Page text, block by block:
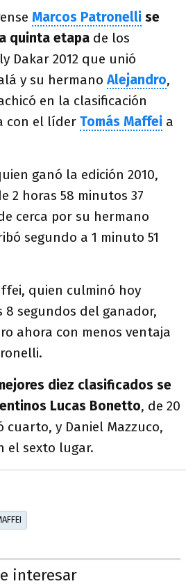
Marcos Patronelli se
quinta etapa de los
Dakar 2012 que unió
y su hermanoAlejandro,
en la clasificación
con el líder Tomás Maffei a
ganó la edición 2010,
2 horas 58 minutos 37
cerca por su hermano
segundo a 1 minuto 51
quien culminó hoy
8 segundos del ganador,
ahora con menos ventaja
diez clasificados se
Lucas Bonetto, de 20
cuarto, y Daniel Mazzuco,
el sexto lugar.
interesar